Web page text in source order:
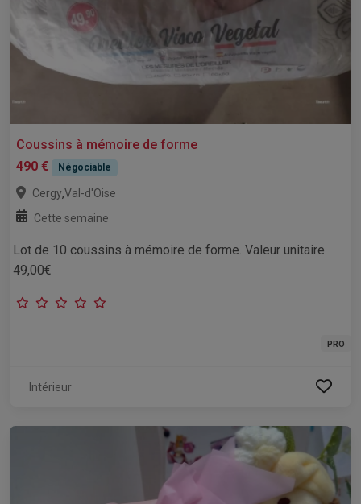
Coussins à mémoire de forme
490 €
Négociable
Cergy,Val-d'Oise
Cette semaine
Lot de 10 coussins à mémoire de forme. Valeur unitaire
49,00€
PRO
Intérieur